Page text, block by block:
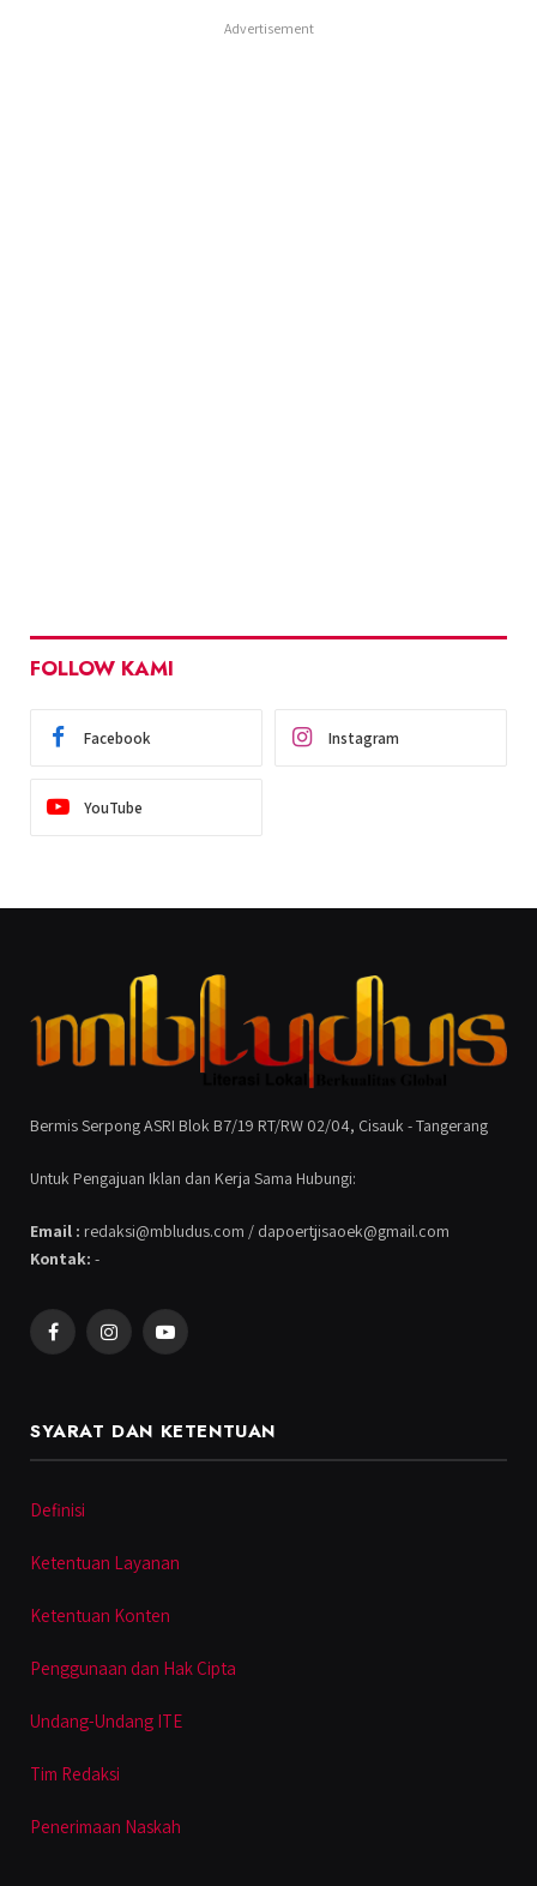
Advertisement
FOLLOW KAMI
Facebook Instagram
YouTube
Bermis Serpong ASRI Blok B7/19 RT/RW 02/04, Cisauk - Tangerang
Untuk Pengajuan Iklan dan Kerja Sama Hubungi:
Email : redaksi@mbludus.com / dapoertjisaoek@gmail.com
Kontak: -
FacebookInstagramYouTube
SYARAT DAN KETENTUAN
Definisi
Ketentuan Layanan
Ketentuan Konten
Penggunaan dan Hak Cipta
Undang-Undang ITE
Tim Redaksi
Penerimaan Naskah